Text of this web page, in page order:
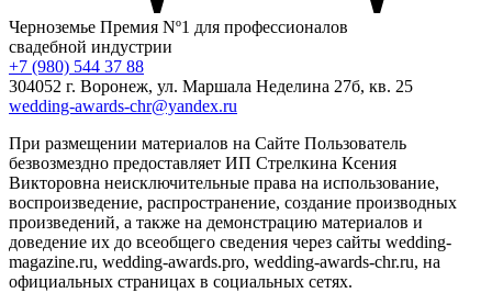
Черноземье Премия Nº1 для профессионалов
свадебной индустрии
+7 (980) 544 37 88
304052 г. Воронеж, ул. Маршала Неделина 27б, кв. 25
wedding-awards-chr@yandex.ru
При размещении материалов на Сайте Пользователь
безвозмездно предоставляет ИП Стрелкина Ксения
Викторовна неисключительные права на использование,
воспроизведение, распространение, создание производных
произведений, а также на демонстрацию материалов и
доведение их до всеобщего сведения через сайты wedding-
magazine.ru, wedding-awards.pro, wedding-awards-chr.ru, на
официальных страницах в социальных сетях.